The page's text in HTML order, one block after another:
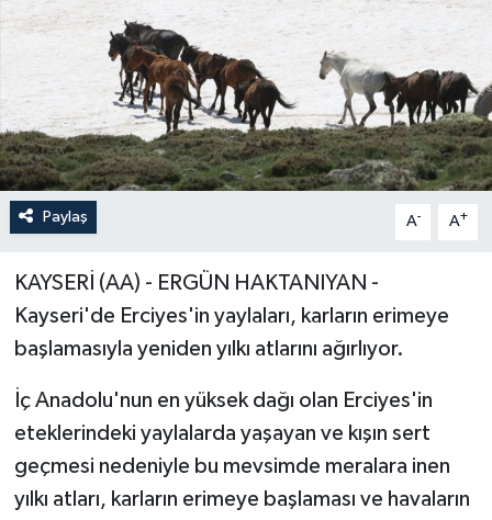
Paylaş A- A+
KAYSERİ (AA) - ERGÜN HAKTANIYAN -
Kayseri'de Erciyes'in yaylaları, karların erimeye
başlamasıyla yeniden yılkı atlarını ağırlıyor.
İç Anadolu'nun en yüksek dağı olan Erciyes'in
eteklerindeki yaylalarda yaşayan ve kışın sert
geçmesi nedeniyle bu mevsimde meralara inen
yılkı atları, karların erimeye başlaması ve havaların
GÜNCEL
SPOR
YAŞAM
Yerel